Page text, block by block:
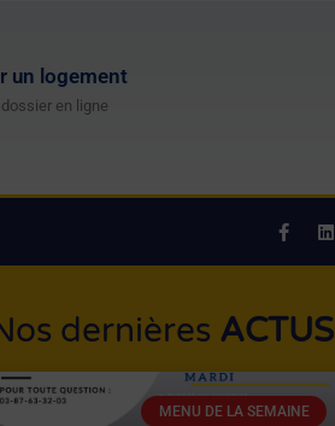
un logement
en ligne
dernières ACTUS
MENU DE LA SEMAINE